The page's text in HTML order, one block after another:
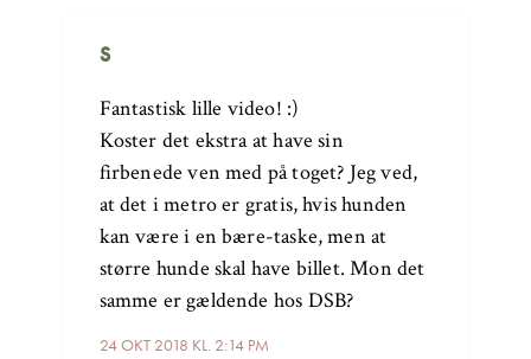
S
24 OKT 2018 KL. 2:14 PM
Fantastisk lille video! :)
Koster det ekstra at have sin
firbenede ven med på toget? Jeg ved,
at det i metro er gratis, hvis hunden
kan være i en bære-taske, men at
større hunde skal have billet. Mon det
samme er gældende hos DSB?